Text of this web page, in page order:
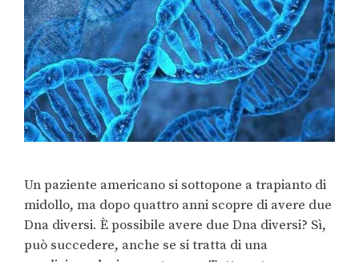
Un paziente americano si sottopone a trapianto di
midollo, ma dopo quattro anni scopre di avere due
Dna diversi. È possibile avere due Dna diversi? Sì,
può succedere, anche se si tratta di una